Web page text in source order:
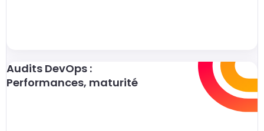
Audits DevOps :
Performances, maturité